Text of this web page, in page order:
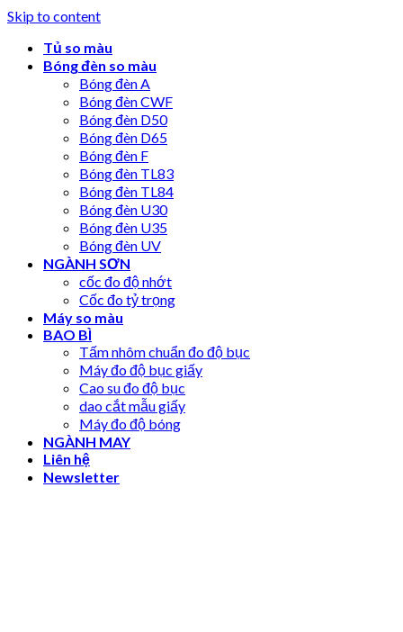
Skip to content
Tủ so màu
Bóng đèn so màu
Bóng đèn A
Bóng đèn CWF
Bóng đèn D50
Bóng đèn D65
Bóng đèn F
Bóng đèn TL83
Bóng đèn TL84
Bóng đèn U30
Bóng đèn U35
Bóng đèn UV
NGÀNH SƠN
cốc đo độ nhớt
Cốc đo tỷ trọng
Máy so màu
BAO BÌ
Tấm nhôm chuẩn đo độ bục
Máy đo độ bục giấy
Cao su đo độ bục
dao cắt mẫu giấy
Máy đo độ bóng
NGÀNH MAY
Liên hệ
Newsletter